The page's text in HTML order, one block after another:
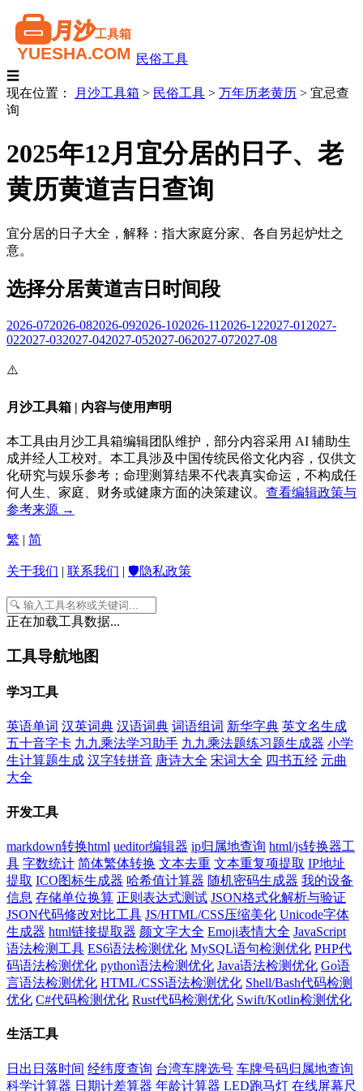
民俗工具
☰
现在位置：
月沙工具箱 > 民俗工具 > 万年历老黄历 > 宜忌查
询
2025年12月宜分居的日子、老
黄历黄道吉日查询
宜分居的日子大全，解释：指大家庭分家、各自另起炉灶之
意。
选择分居黄道吉日时间段
2026-072026-082026-092026-102026-11 2026-122027-01 2027-
022027-032027-042027-052027-062027-072027-08
⚠️
月沙工具箱 | 内容与使用声明
本工具由月沙工具箱编辑团队维护，部分内容采用 AI 辅助生
成并经人工校对。本工具涉及中国传统民俗文化内容，仅供文
化研究与娱乐参考；命理测算结果不代表真实命运，不构成任
何人生、家庭、财务或健康方面的决策建议。 查看编辑政策与
参考来源 →
繁 | 简
关于我们 | 联系我们 | 🛡️隐私政策
正在加载工具数据...
工具导航地图
学习工具
英语单词 汉英词典 汉语词典 词语组词 新华字典 英文名生成
五十音字卡 九九乘法学习助手 九九乘法题练习题生成器 小学
生计算题生成 汉字转拼音 唐诗大全 宋词大全 四书五经 元曲
大全
开发工具
markdown转换html ueditor编辑器 ip归属地查询 html/js转换器工
具 字数统计 简体繁体转换 文本去重 文本重复项提取 IP地址
提取 ICO图标生成器 哈希值计算器 随机密码生成器 我的设备
信息 存储单位换算 正则表达式测试 JSON格式化解析与验证
JSON代码修改对比工具 JS/HTML/CSS压缩美化 Unicode字体
生成器 html链接提取器 颜文字大全 Emoji表情大全 JavaScript
语法检测工具 ES6语法检测优化 MySQL语句检测优化 PHP代
码语法检测优化 python语法检测优化 Java语法检测优化 Go语
言语法检测优化 HTML/CSS语法检测优化 Shell/Bash代码检测
优化 C#代码检测优化 Rust代码检测优化 Swift/Kotlin检测优化
生活工具
日出日落时间 经纬度查询 台湾车牌选号 车牌号码归属地查询
科学计算器 日期计差算器 年龄计算器 LED跑马灯 在线屏幕尺